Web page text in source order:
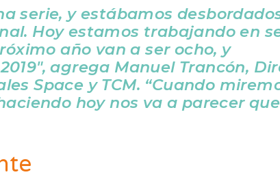
serie, y estábamos
Hoy estamos trabajando en
año van a ser ocho, y
agrega Manuel Trancón,
Space y TCM. “Cuando
hoy nos va a parecer